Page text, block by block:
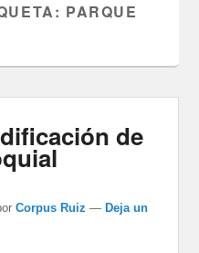
PARQUE
de
Corpus Ruiz — Deja un